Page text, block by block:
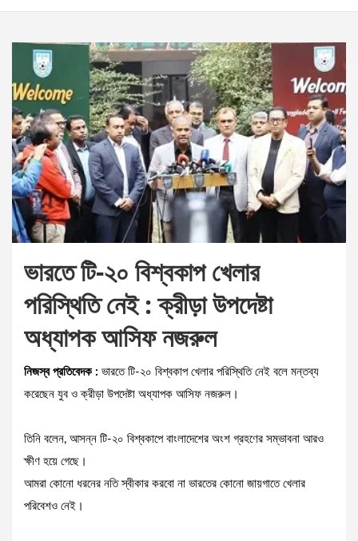
ভারতে টি-২০ বিশ্বকাপ খেলার
পরিস্থিতি নেই : ক্রীড়া উপদেষ্টা
অধ্যাপক আসিফ নজরুল
নিজস্ব প্রতিবেদক : ভারতে টি-২০ বিশ্বকাপ খেলার পরিস্থিতি নেই বলে মন্তব্য
করেছেন যুব ও ক্রীড়া উপদেষ্টা অধ্যাপক আসিফ নজরুল।
তিনি বলেন, আসন্ন টি-২০ বিশ্বকাপে বাংলাদেশের অংশ গ্রহণের সম্ভাবনা আরও
ক্ষীণ হয়ে গেছে।
আমরা কোনো ধরনের নতি স্বীকার করবো না ভারতের কোনো জায়গাতে খেলার
পরিবেশও নেই।